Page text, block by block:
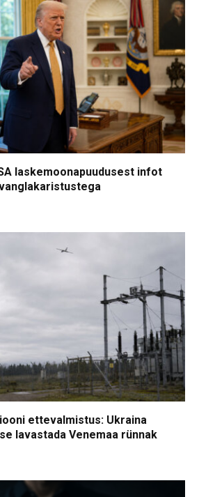
laskemoonapuudusest infot
ettevalmistus: Ukraina
lavastada Venemaa rünnak